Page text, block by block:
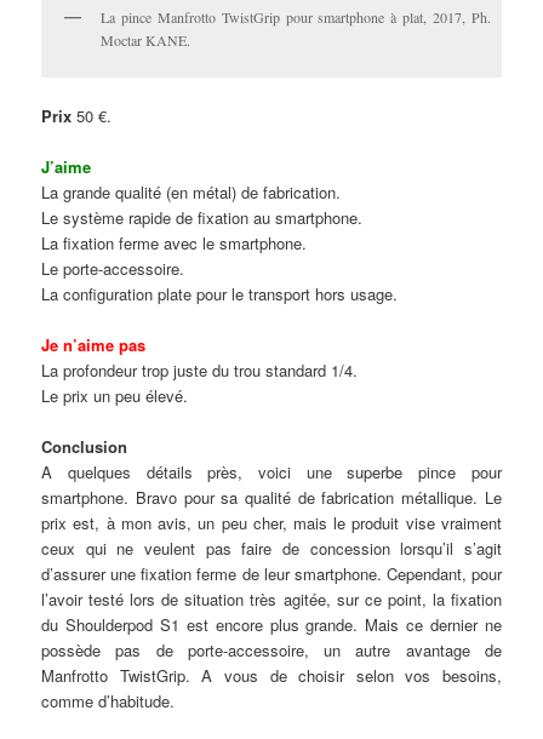
La pince Manfrotto TwistGrip pour smartphone à plat, 2017, Ph.
Moctar KANE.
Prix 50 €.
J’aime
La grande qualité (en métal) de fabrication.
Le système rapide de fixation au smartphone.
La fixation ferme avec le smartphone.
Le porte-accessoire.
La configuration plate pour le transport hors usage.
Je n’aime pas
La profondeur trop juste du trou standard 1/4.
Le prix un peu élevé.
Conclusion
A quelques détails près, voici une superbe pince pour
smartphone. Bravo pour sa qualité de fabrication métallique. Le
prix est, à mon avis, un peu cher, mais le produit vise vraiment
ceux qui ne veulent pas faire de concession lorsqu’il s’agit
d’assurer une fixation ferme de leur smartphone. Cependant, pour
l’avoir testé lors de situation très agitée, sur ce point, la fixation
du Shoulderpod S1 est encore plus grande. Mais ce dernier ne
possède pas de porte-accessoire, un autre avantage de
Manfrotto TwistGrip. A vous de choisir selon vos besoins,
comme d’habitude.